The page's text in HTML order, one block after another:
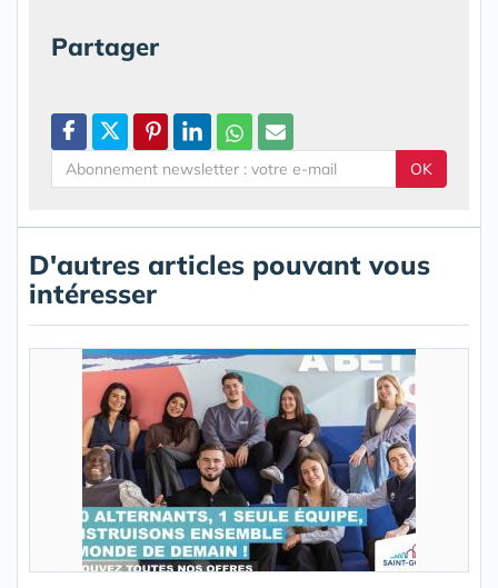
Partager
OK
D'autres articles pouvant vous
intéresser